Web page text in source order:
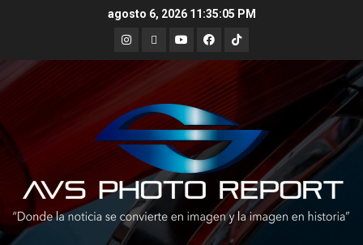
agosto 6, 2026 11:35:06 PM
Instagram
X YoutubeFacebook
TikTok